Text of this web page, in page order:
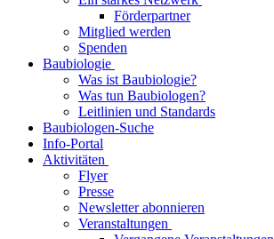
Förderpartner
Mitglied werden
Spenden
Baubiologie
Was ist Baubiologie?
Was tun Baubiologen?
Leitlinien und Standards
Baubiologen-Suche
Info-Portal
Aktivitäten
Flyer
Presse
Newsletter abonnieren
Veranstaltungen